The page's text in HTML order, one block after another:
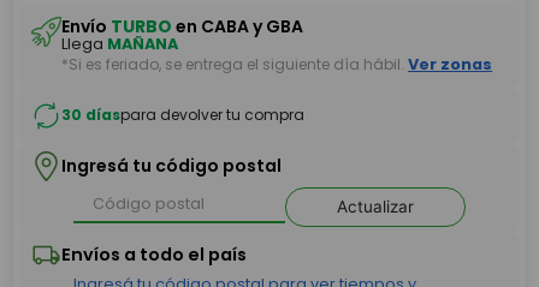
Envío TURBO en CABA y GBA
Llega MAÑANA
*Si es feriado, se entrega el siguiente día hábil. Ver zonas
30 díaspara devolver tu compra
Ingresá tu código postal
Actualizar